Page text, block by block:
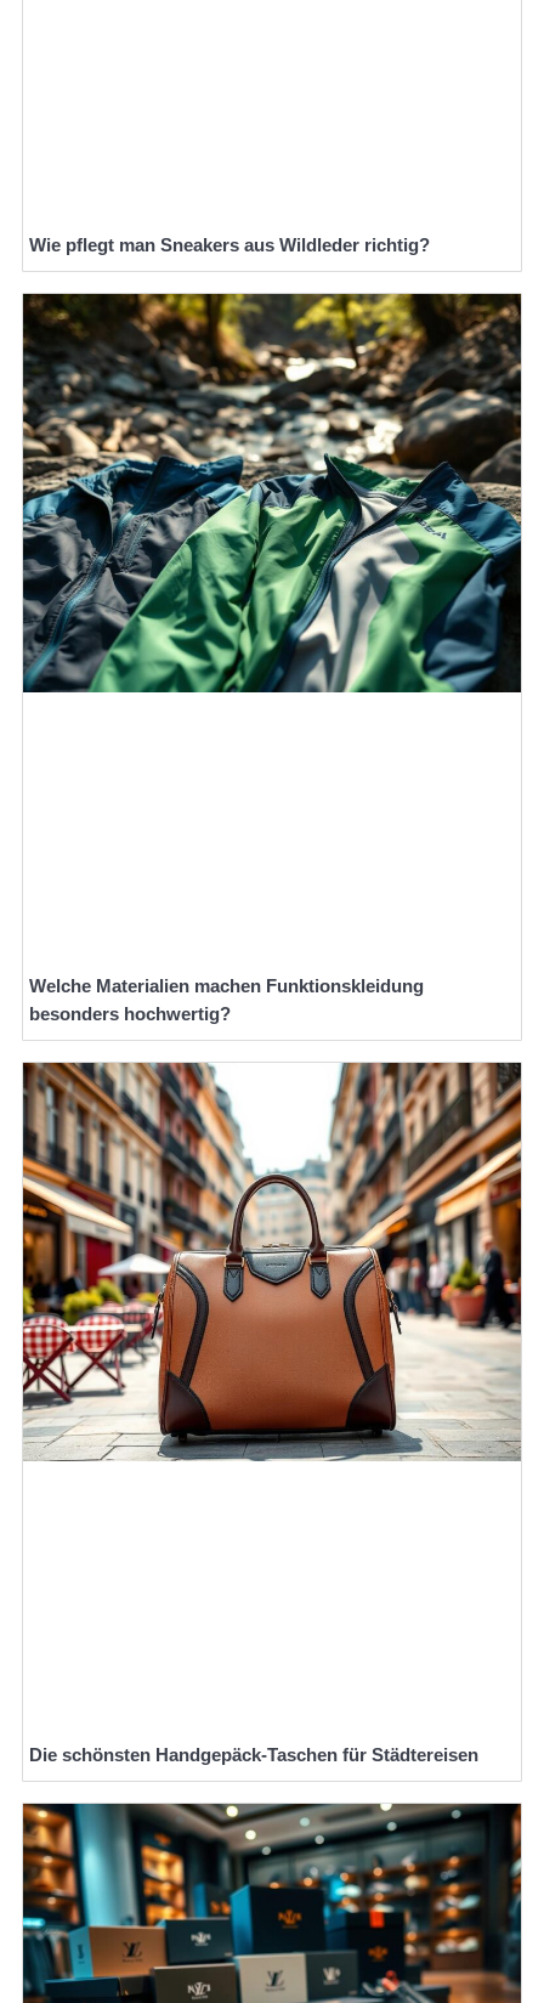
Wie pflegt man Sneakers aus Wildleder richtig?
Welche Materialien machen Funktionskleidung
besonders hochwertig?
Die schönsten Handgepäck-Taschen für Städtereisen